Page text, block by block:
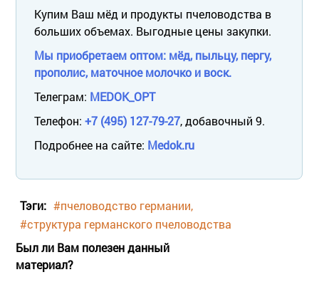
Купим Ваш мёд и продукты пчеловодства в
больших объемах. Выгодные цены закупки.
Мы приобретаем оптом: мёд, пыльцу, пергу,
прополис, маточное молочко и воск.
Телеграм: MEDOK_OPT
Телефон: +7 (495) 127-79-27, добавочный 9.
Подробнее на сайте: Medok.ru
Тэги: #пчеловодство германии
#структура германского пчеловодства
Был ли Вам полезен данный
материал?